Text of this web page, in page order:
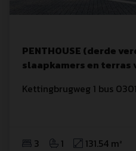
PENTHOUSE (derde
slaapkamers en terras
Kettingbrugweg 1 bus 0301
3 1 131.54 m²